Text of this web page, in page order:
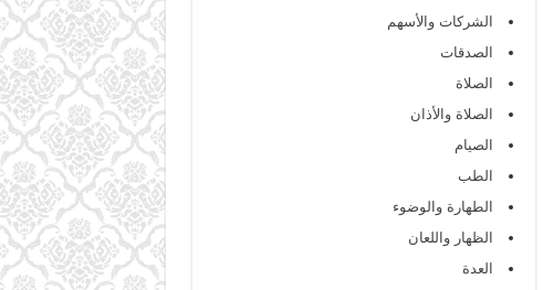
الشركات والأسهم
الصدقات
الصلاة
الصلاة والأذان
الصيام
الطب
الطهارة والوضوء
الظهار واللعان
العدة